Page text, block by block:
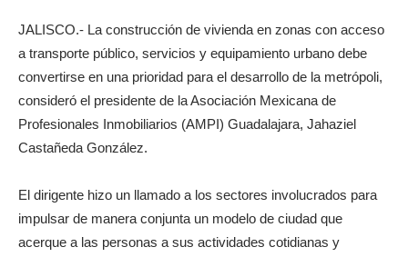
JALISCO.- La construcción de vivienda en zonas con acceso
a transporte público, servicios y equipamiento urbano debe
convertirse en una prioridad para el desarrollo de la metrópoli,
consideró el presidente de la Asociación Mexicana de
Profesionales Inmobiliarios (AMPI) Guadalajara, Jahaziel
Castañeda González.
El dirigente hizo un llamado a los sectores involucrados para
impulsar de manera conjunta un modelo de ciudad que
acerque a las personas a sus actividades cotidianas y